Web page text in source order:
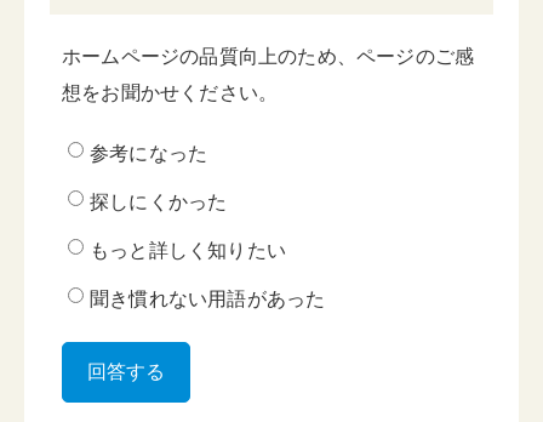
ホームページの品質向上のため、ページのご感
想をお聞かせください。
参考になった
探しにくかった
もっと詳しく知りたい
聞き慣れない用語があった